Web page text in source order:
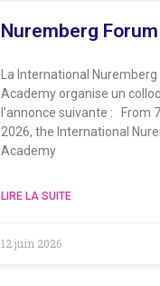
Nuremberg
La International
Academy organise un
l’annonce suivante : From
2026, the International
Academy
LIRE LA SUITE
12 juin 2026